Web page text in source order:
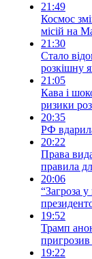
21:49
Космос
місій на
21:30
Стало
розкішну
21:05
Кава і
ризики
20:35
РФ
20:22
Права
правила
20:06
“Загроза
19:52
Трамп
19:22